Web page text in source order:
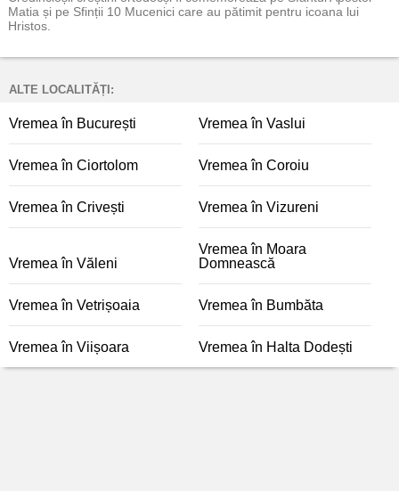
Matia și pe Sfinții 10 Mucenici care au pătimit pentru icoana lui
Hristos.
ALTE LOCALITĂȚI:
Vremea în București Vremea în Vaslui
Vremea în Ciortolom Vremea în Coroiu
Vremea în Crivești Vremea în Vizureni
Vremea în Văleni
Vremea în Moara
Domnească
Vremea în Vetrișoaia Vremea în Bumbăta
Vremea în Viișoara Vremea în Halta Dodești